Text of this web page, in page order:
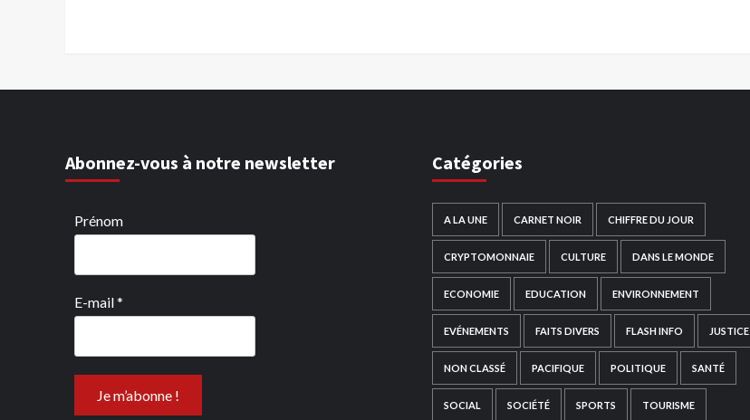
Abonnez-vous à notre newsletter
Prénom
E-mail*
Catégories
A LA UNE CARNET NOIR CHIFFRE DU JOUR
CRYPTOMONNAIE CULTURE DANS LE MONDE
ECONOMIE EDUCATION ENVIRONNEMENT
EVÉNEMENTS FAITS DIVERS FLASH INFO JUSTICE
NON CLASSÉ PACIFIQUE POLITIQUE SANTÉ
SOCIAL SOCIÉTÉ SPORTS TOURISME